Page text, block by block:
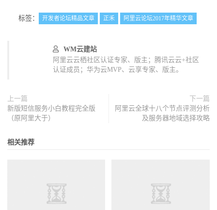
标签： 开发者论坛精品文章 正禾 阿里云论坛2017年精华文章
WM云建站
阿里云云栖社区认证专家、版主；腾讯云云+社区
认证成员；华为云MVP、云享专家、版主。
上一篇
新版短信服务小白教程完全版
（原阿里大于）
下一篇
阿里云全球十八个节点评测分析
及服务器地域选择攻略
相关推荐